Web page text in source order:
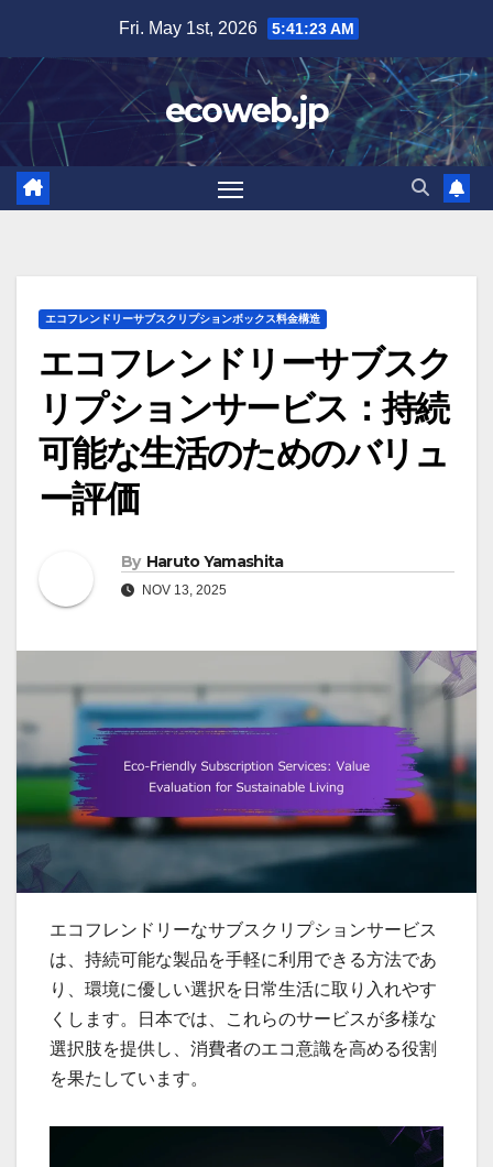
content
Fri. May 1st, 2026 5:41:24 AM
ecoweb.jp
エコフレンドリーサブスクリプションボックス料金構造
エコフレンドリーサブスク
リプションサービス：持続
可能な生活のためのバリュ
ー評価
By Haruto Yamashita
NOV 13, 2025
エコフレンドリーなサブスクリプションサービス
は、持続可能な製品を手軽に利用できる方法であ
り、環境に優しい選択を日常生活に取り入れやす
くします。日本では、これらのサービスが多様な
選択肢を提供し、消費者のエコ意識を高める役割
を果たしています。